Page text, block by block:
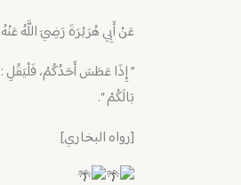
عَنْ أَبِي هُرَيْرَةَ رَضِيَ اللَّهُ
” إِذَا عَطَسَ أَحَدُكُمْ، فَلْيَقُلِ :
بَالَكُمْ “.
[رواه البخاري]